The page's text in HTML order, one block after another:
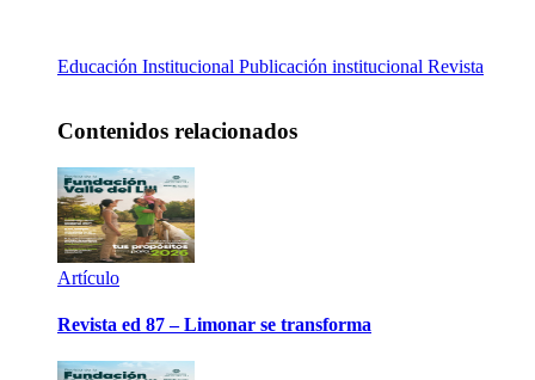
Educación Institucional Publicación institucional Revista
Contenidos relacionados
Artículo
Revista ed 87 – Limonar se transforma